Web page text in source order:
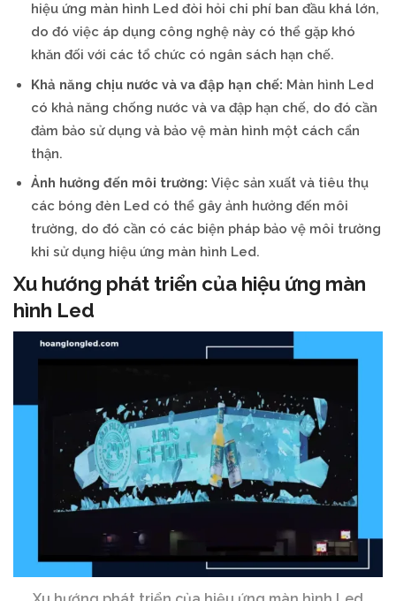
hiệu ứng màn hình Led đòi hỏi chi phí ban đầu khá lớn,
do đó việc áp dụng công nghệ này có thể gặp khó
khăn đối với các tổ chức có ngân sách hạn chế.
Khả năng chịu nước và va đập hạn chế: Màn hình Led
có khả năng chống nước và va đập hạn chế, do đó cần
đảm bảo sử dụng và bảo vệ màn hình một cách cẩn
thận.
Ảnh hưởng đến môi trường: Việc sản xuất và tiêu thụ
các bóng đèn Led có thể gây ảnh hưởng đến môi
trường, do đó cần có các biện pháp bảo vệ môi trường
khi sử dụng hiệu ứng màn hình Led.
Xu hướng phát triển của hiệu ứng màn
hình Led